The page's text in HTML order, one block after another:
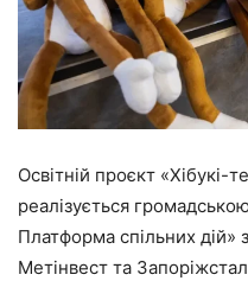
Освітній проєкт «Хібукі-
реалізується
Платформа спільних дій»
Метінвест та